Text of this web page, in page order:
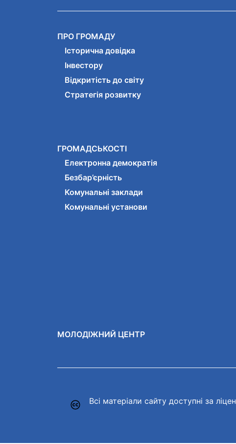
ПРО ГРОМАДУ
Історична довідка
Інвестору
Відкритість до світу
Стратегія розвитку
ГРОМАДСЬКОСТІ
Електронна демократія
Безбар’єрність
Комунальні заклади
Комунальні установи
МОЛОДІЖНИЙ ЦЕНТР
Всі матеріали сайту доступні за